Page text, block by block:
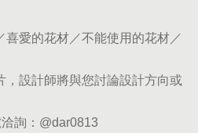
喜愛的花材／不能使用的花材／
，設計師將與您討論設計方向或
詢： @dar0813